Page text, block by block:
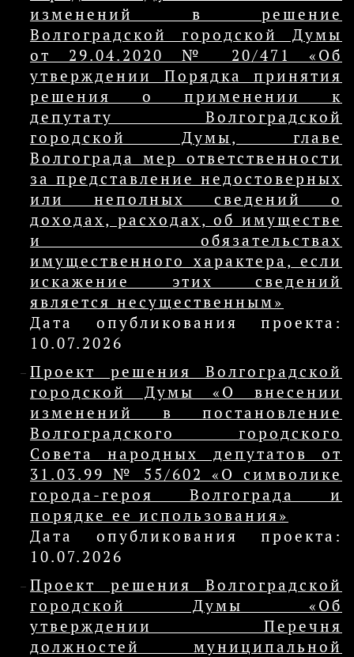
изменений в решение
Волгоградской городской Думы
от 29.04.2020 № 20/471 «Об
утверждении Порядка принятия
решения о применении к
депутату Волгоградской
городской Думы, главе
Волгограда мер ответственности
за представление недостоверных
или неполных сведений о
доходах, расходах, об имуществе
и обязательствах
имущественного характера, если
искажение этих сведений
является несущественным»
Дата опубликования проекта:
10.07.2026
Проект решения Волгоградской
городской Думы «О внесении
изменений в постановление
Волгоградского городского
Совета народных депутатов от
31.03.99 № 55/602 «О символике
города-героя Волгограда и
порядке ее использования»
Дата опубликования проекта:
10.07.2026
Проект решения Волгоградской
городской Думы «Об
утверждении Перечня
должностей муниципальной